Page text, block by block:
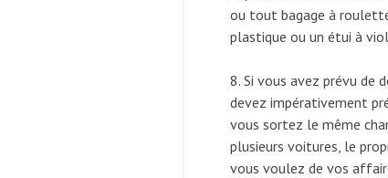
ou tout bagage à
plastique ou un étui à
8. Si vous avez prévu de
devez impérativement
vous sortez le même
plusieurs voitures, le
vous voulez de vos